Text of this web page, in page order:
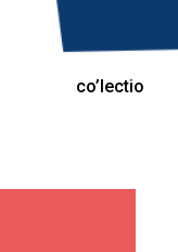
co’lectio